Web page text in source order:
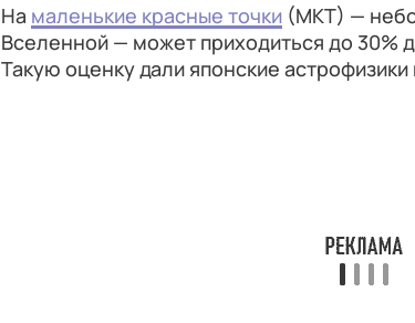
На маленькие красные точки (МКТ) —
Вселенной — может приходиться до 30%
Такую оценку дали японские